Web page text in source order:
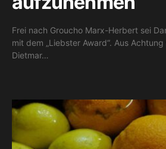
Frei nach Groucho Marx-Herbert sei
mit dem „Liebster Award“. Aus
Dietmar…